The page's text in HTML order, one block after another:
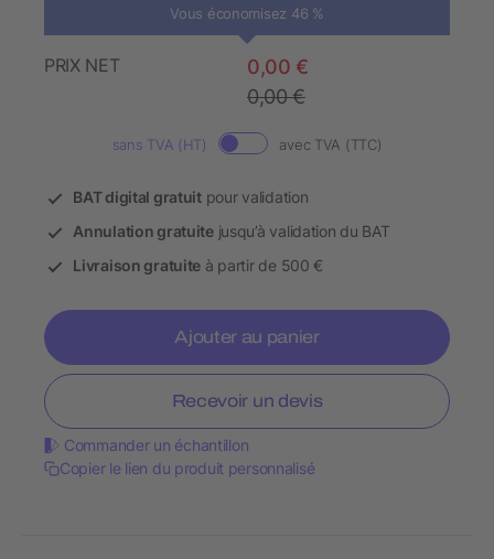
Vous économisez 46 %
PRIX NET
0,00 €
0,00 €
sans TVA (HT) avec TVA (TTC)
BAT digital gratuitpour validation
Annulation gratuitejusqu’à validation du BAT
Livraison gratuite à partir de 500 €
Ajouter au panier
Recevoir un devis
Commander un échantillon
Copier le lien du produit personnalisé